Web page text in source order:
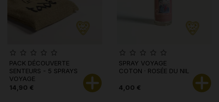
PACK DÉCOUVERTE
SENTEURS - 5 SPRAYS
VOYAGE
14,90 €
SPRAY VOYAGE
COTON · ROSÉE DU NIL
4,00 €